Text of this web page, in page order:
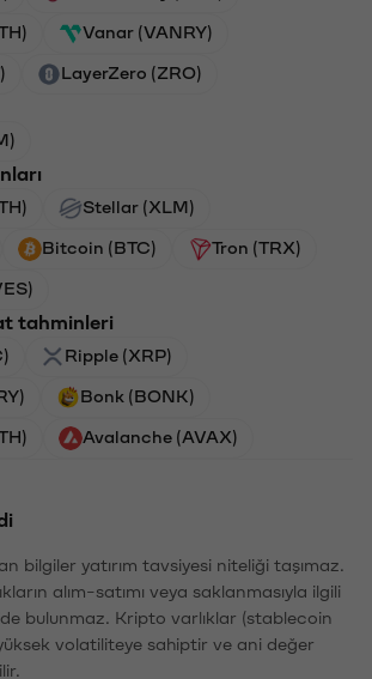
Vanar (VANRY)
LayerZero (ZRO)
Stellar (XLM)
Bitcoin (BTC) Tron (TRX)
tahminleri
Ripple (XRP)
Bonk (BONK)
Avalanche (AVAX)
bilgiler yatırım tavsiyesi niteliği taşımaz.
alım-satımı veya saklanmasıyla ilgili
bulunmaz. Kripto varlıklar (stablecoin
volatiliteye sahiptir ve ani değer